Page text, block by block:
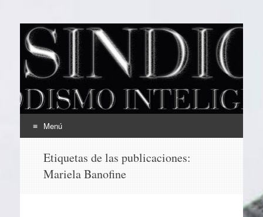
EL SINDICAL
Periodismo Inteligente
Menú
contenido
Etiquetas de las publicaciones:
Mariela Banofine